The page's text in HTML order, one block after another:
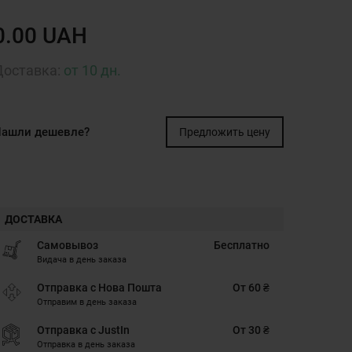
UAH
от 10 дн.
дешевле? Предложить цену
ДОСТАВКА
Самовывоз
Видача в день заказа
Бесплатно
Отправка с Нова Пошта
Отправим в день заказа
От 60 ₴
Отправка с JustIn
Отправка в день заказа
От 30 ₴